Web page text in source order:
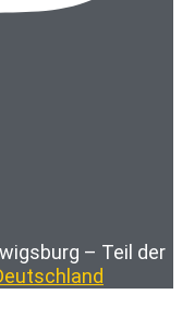
– Teil der